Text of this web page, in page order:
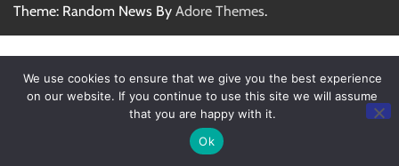
Theme: Random News By Adore Themes.
We use cookies to ensure that we give you the best experience
on our website. If you continue to use this site we will assume
that you are happy with it.
Ok